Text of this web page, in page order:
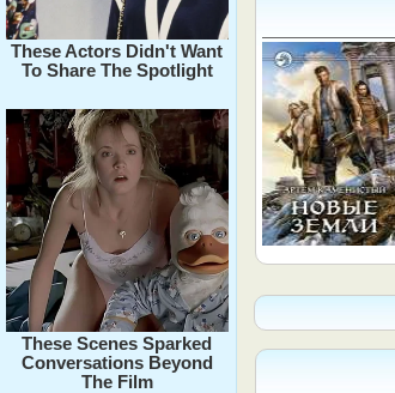
These Actors Didn't Want
To Share The Spotlight
These Scenes Sparked
Conversations Beyond
The Film